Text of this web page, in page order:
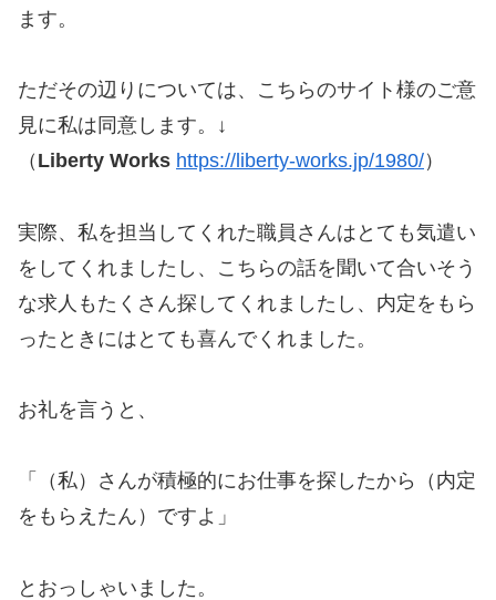
ます。
ただその辺りについては、こちらのサイト様のご意
見に私は同意します。↓
（ Liberty Works https://liberty-works.jp/1980/）
実際、私を担当してくれた職員さんはとても気遣い
をしてくれましたし、こちらの話を聞いて合いそう
な求人もたくさん探してくれましたし、内定をもら
ったときにはとても喜んでくれました。
お礼を言うと、
「（私）さんが積極的にお仕事を探したから（内定
をもらえたん）ですよ」
とおっしゃいました。